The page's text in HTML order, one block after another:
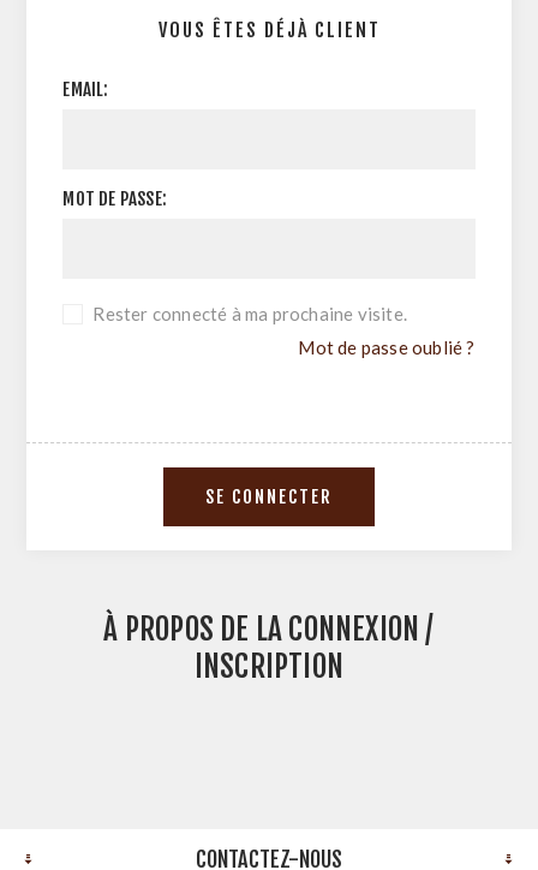
VOUS ÊTES DÉJÀ CLIENT
EMAIL:
MOT DE PASSE:
Rester connecté à ma prochaine visite.
Mot de passe oublié ?
À PROPOS DE LA CONNEXION /
INSCRIPTION
CONTACTEZ-NOUS